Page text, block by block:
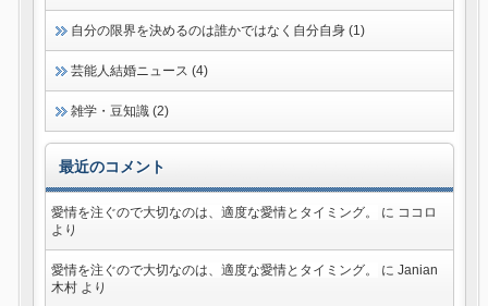
自分の限界を決めるのは誰かではなく自分自身 (1)
芸能人結婚ニュース (4)
雑学・豆知識 (2)
最近のコメント
愛情を注ぐので大切なのは、適度な愛情とタイミング。 に ココロ
より
愛情を注ぐので大切なのは、適度な愛情とタイミング。 に Janian
木村より